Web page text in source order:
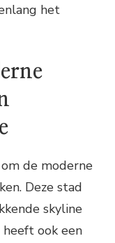
het
de moderne
Deze stad
skyline
ook een